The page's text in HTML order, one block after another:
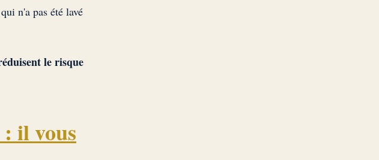
n'a pas été lavé
le risque
il vous